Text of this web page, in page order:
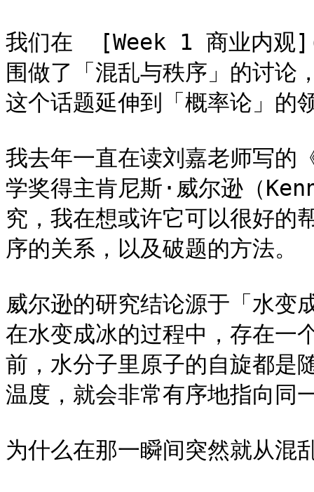
我们在  [Week 1 商业内观
围做了「混乱与秩序」的讨
这个话题延伸到「概率论」的
我去年一直在读刘嘉老师写的
学奖得主肯尼斯·威尔逊（
究，我在想或许它可以很好的
序的关系，以及破题的方法。
威尔逊的研究结论源于「水变
在水变成冰的过程中，存在一
前，水分子里原子的自旋都是
温度，就会非常有序地指向同
为什么在那一瞬间突然就从混